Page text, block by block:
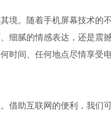
境。随着手机屏幕技术的
细腻的情感表达，还是震
时间、任何地点尽情享受
借助互联网的便利，我们